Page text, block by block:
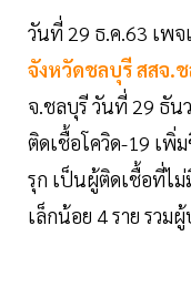
วันที่ 29 ธ.ค.63 เพ
จังหวัดชลบุรี สสจ.
จ.ชลบุรี วันที่ 29 ธัน
ติดเชื้อโควิด-19 เพิ่
รุก เป็นผู้ติดเชื้อที่ไม่
เล็กน้อย 4 ราย รวม